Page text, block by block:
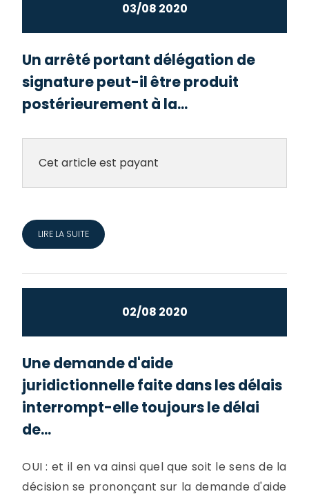
03/08 2020
Un arrêté portant délégation de
signature peut-il être produit
postérieurement à la...
Cet article est payant
LIRE LA SUITE
02/08 2020
Une demande d'aide
juridictionnelle faite dans les délais
interrompt-elle toujours le délai
de...
OUI : et il en va ainsi quel que soit le sens de la
décision se prononçant sur la demande d'aide